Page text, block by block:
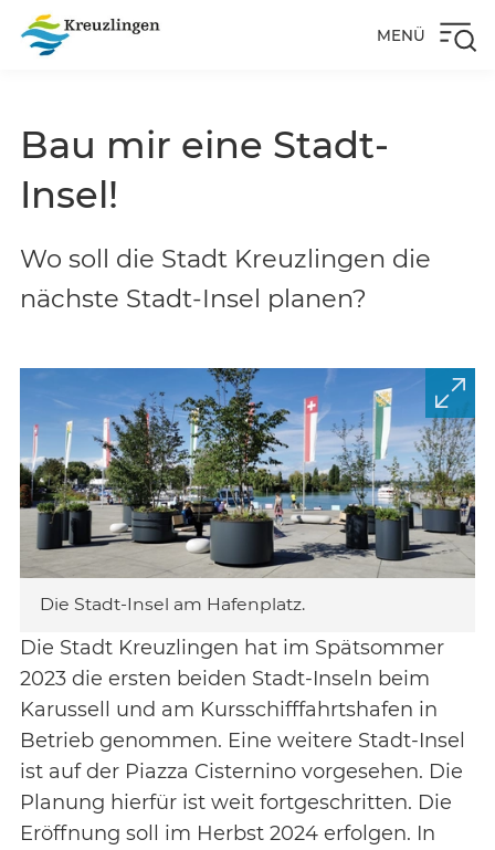
MENÜ
Bau mir eine Stadt-
Insel!
Wo soll die Stadt Kreuzlingen die
nächste Stadt-Insel planen?
Die Stadt-Insel am Hafenplatz.
Die Stadt Kreuzlingen hat im Spätsommer
2023 die ersten beiden Stadt-Inseln beim
Karussell und am Kursschifffahrtshafen in
Betrieb genommen. Eine weitere Stadt-Insel
ist auf der Piazza Cisternino vorgesehen. Die
Planung hierfür ist weit fortgeschritten. Die
Eröffnung soll im Herbst 2024 erfolgen. In